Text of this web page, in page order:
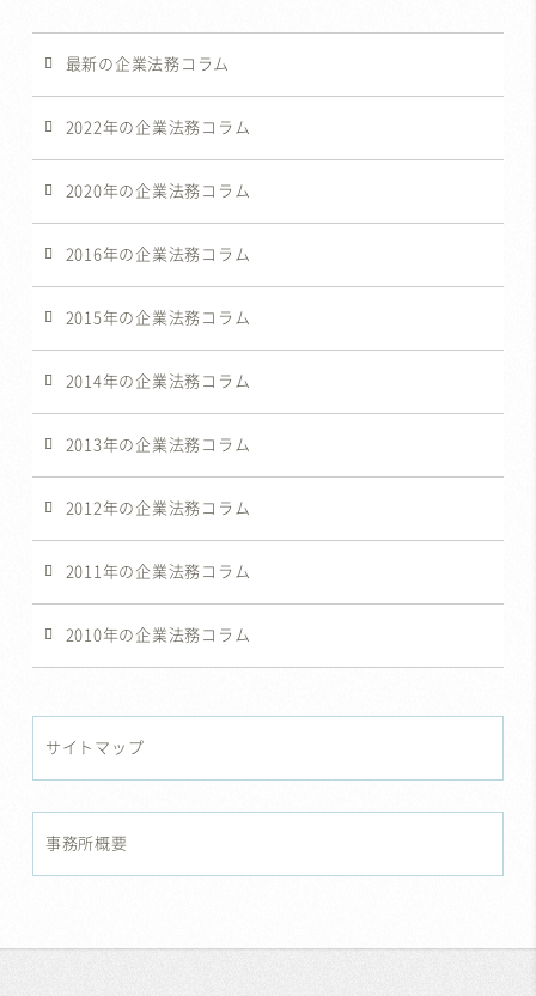
最新の企業法務コラム
2022年の企業法務コラム
2020年の企業法務コラム
2016年の企業法務コラム
2015年の企業法務コラム
2014年の企業法務コラム
2013年の企業法務コラム
2012年の企業法務コラム
2011年の企業法務コラム
2010年の企業法務コラム
サイトマップ
事務所概要